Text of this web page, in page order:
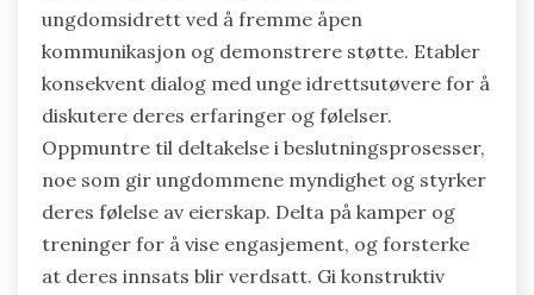
ungdomsidrett ved å fremme åpen
kommunikasjon og demonstrere støtte. Etabler
konsekvent dialog med unge idrettsutøvere for å
diskutere deres erfaringer og følelser.
Oppmuntre til deltakelse i beslutningsprosesser,
noe som gir ungdommene myndighet og styrker
deres følelse av eierskap. Delta på kamper og
treninger for å vise engasjement, og forsterke
at deres innsats blir verdsatt. Gi konstruktiv